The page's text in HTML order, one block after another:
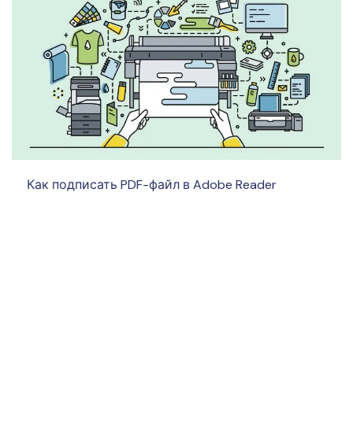
Как подписать PDF-файл в Adobe Reader